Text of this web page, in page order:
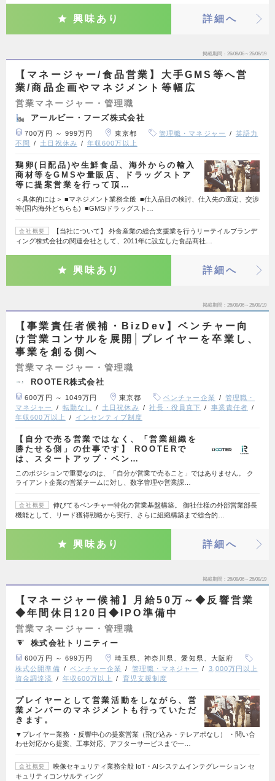
興味あり 詳細へ
掲載期間 26/08/06～26/08/19
【マネージャー/食品営業】大手GMS等へ営
業/商品企画やマネジメント等幅広
営業マネージャー・管理職
アールビー・フーズ株式会社
700万円 ～ 999万円 東京都 管理職・マネジャー
英語力
不問
土日祝休み 年収600万以上
鶏卵(日配品)や生鮮食品、海外からの輸入
商材等をGMSや量販店、ドラッグストア
等に提案営業を行って頂…
＜具体的には＞ ■マネジメント業務全般 ■仕入品目の検討、仕入先の選定、交渉
等(国内海外どちらも) ■GMS/ドラッグスト…
会社概要
【当社について】 外食産業の総合支援業を行うリーテイルブランデ
ィング株式会社の関連会社として、2011年に設立した食品商社…
興味あり 詳細へ
掲載期間 26/08/06～26/08/19
【事業責任者候補・BizDev】ベンチャー向
け営業コンサルを展開│プレイヤーを卒業し、
事業を創る側へ
営業マネージャー・管理職
ROOTER株式会社
600万円 ～ 1049万円 東京都 ベンチャー企業
管理職・
マネジャー
転勤なし 土日祝休み 社長・役員直下
事業責任者
年収600万以上
インセンティブ制度
【自分で売る営業ではなく、「営業組織を
勝たせる側」の仕事です】 ROOTERで
は、スタートアップ・ベン…
このポジションで重要なのは、「自分が営業で売ること」ではありません。 ク
ライアント企業の営業チームに対し、数字管理や営業課…
会社概要
伸びてるベンチャー特化の営業基盤構築。 御社仕様の外部営業部長
機能として、リード獲得戦略から実行、さらに組織構築まで総合的…
興味あり 詳細へ
掲載期間 26/08/06～26/08/19
【マネージャー候補】月給50万～◆反響営業
◆年間休日120日◆IPO準備中
営業マネージャー・管理職
株式会社トリニティー
600万円 ～ 699万円
埼玉県、神奈川県、愛知県、大阪府
株式公開準備
ベンチャー企業 管理職・マネジャー
3,000万円以上
資金調達済
年収600万以上 育児支援制度
プレイヤーとして営業活動をしながら、営
業メンバーのマネジメントも行っていただ
きます。
▼プレイヤー業務 ・反響中心の提案営業（飛び込み・テレアポなし） ・問い合
わせ対応から提案、工事対応、アフターサービスまで一…
会社概要
映像セキュリティ業務全般 IoT・AIシステムインテグレーション セ
キュリティコンサルティング